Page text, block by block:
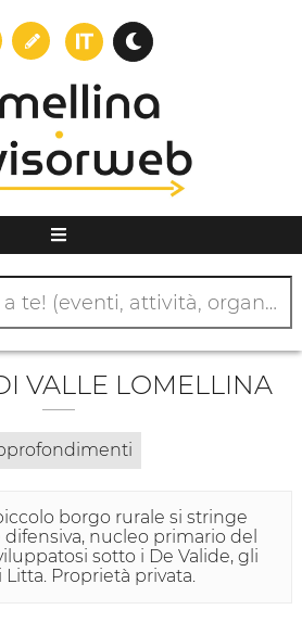
VALLE LOMELLINA
borgo rurale si stringe
nucleo primario del
sotto i De Valide, gli
Litta. Proprietà privata.